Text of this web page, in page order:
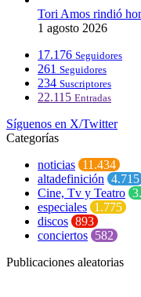
Tori Amos rindió
1 agosto 2026
17.176 Seguidores
261 Seguidores
234 Suscriptores
22.115 Entradas
Síguenos en X/Twitter
Categorías
noticias 11.434
altadefinición 4.715
Cine, Tv y Teatro
especiales 1.775
discos 893
conciertos 582
Publicaciones aleatorias